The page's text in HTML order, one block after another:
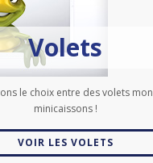
Volets
le choix entre des volets
minicaissons !
VOIR LES VOLETS